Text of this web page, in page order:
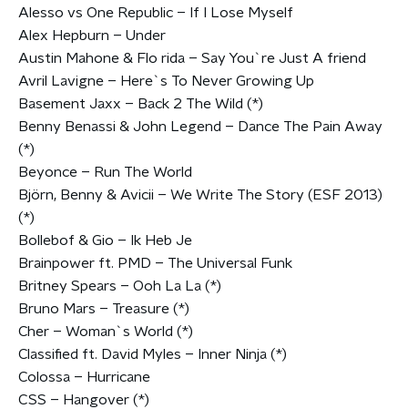
Alesso vs One Republic – If I Lose Myself
Alex Hepburn – Under
Austin Mahone & Flo rida – Say You`re Just A friend
Avril Lavigne – Here`s To Never Growing Up
Basement Jaxx – Back 2 The Wild (*)
Benny Benassi & John Legend – Dance The Pain Away
(*)
Beyonce – Run The World
Björn, Benny & Avicii – We Write The Story (ESF 2013)
(*)
Bollebof & Gio – Ik Heb Je
Brainpower ft. PMD – The Universal Funk
Britney Spears – Ooh La La (*)
Bruno Mars – Treasure (*)
Cher – Woman`s World (*)
Classified ft. David Myles – Inner Ninja (*)
Colossa – Hurricane
CSS – Hangover (*)